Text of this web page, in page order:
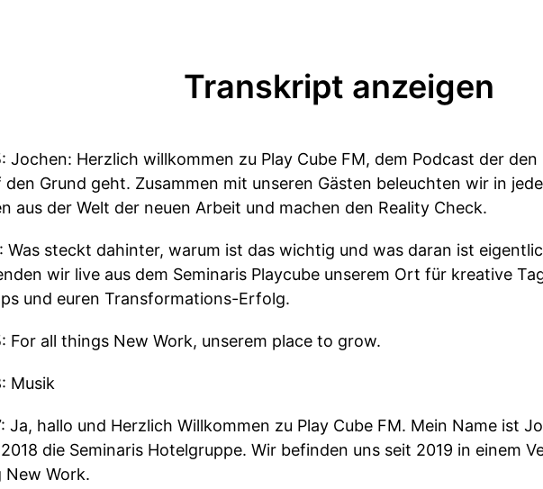
Transkript anzeigen
Jochen: Herzlich willkommen zu Play Cube FM, dem Podcast der
den Grund geht. Zusammen mit unseren Gästen beleuchten wir in
aus der Welt der neuen Arbeit und machen den Reality Check.
Was steckt dahinter, warum ist das wichtig und was daran ist
wir live aus dem Seminaris Playcube unserem Ort für kreative
und euren Transformations-Erfolg.
For all things New Work, unserem place to grow.
Musik
Ja, hallo und Herzlich Willkommen zu Play Cube FM. Mein Name ist
die Seminaris Hotelgruppe. Wir befinden uns seit 2019 in einem
New Work.